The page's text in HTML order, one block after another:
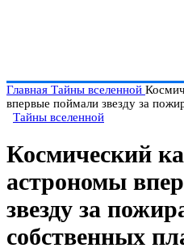
Главная Тайны вселенной
впервые поймали звезду за
Тайны вселенной
Космический
астрономы
звезду за
собственных